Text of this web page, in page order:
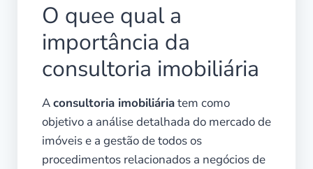
O quee qual a
importância da
consultoria imobiliária
Aconsultoria imobiliáriatem como
objetivo a análise detalhada do mercado de
imóveis e a gestão de todos os
procedimentos relacionados a negócios de